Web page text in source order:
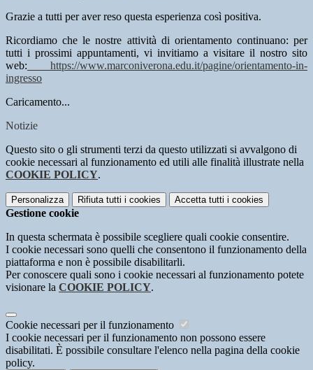
Grazie a tutti per aver reso questa esperienza così positiva.
Ricordiamo che le nostre attività di orientamento continuano: per
tutti i prossimi appuntamenti, vi invitiamo a visitare il nostro sito
web:
https://www.marconiverona.edu.it/pagine/orientamento-in-
ingresso
Caricamento...
Notizie
Questo sito o gli strumenti terzi da questo utilizzati si avvalgono di
cookie necessari al funzionamento ed utili alle finalità illustrate nella
COOKIE POLICY.
Personalizza Rifiuta tutti i cookies Accetta tutti i cookies
Gestione cookie
In questa schermata è possibile scegliere quali cookie consentire.
I cookie necessari sono quelli che consentono il funzionamento della
piattaforma e non è possibile disabilitarli.
Per conoscere quali sono i cookie necessari al funzionamento potete
visionare la COOKIE POLICY.
Cookie necessari per il funzionamento
I cookie necessari per il funzionamento non possono essere
disabilitati. È possibile consultare l'elenco nella pagina della cookie
policy.